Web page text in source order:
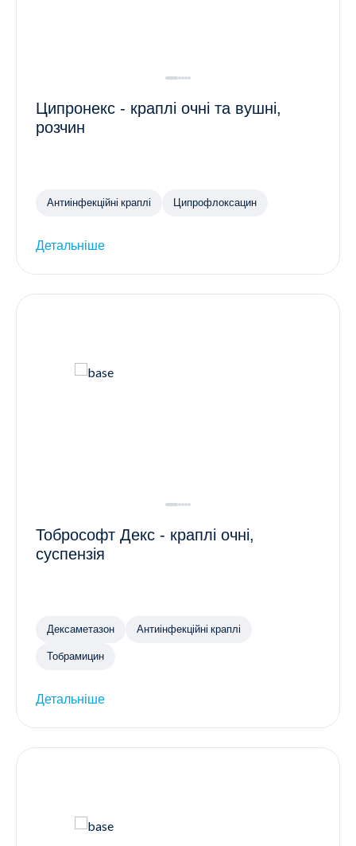
Ципронекс - краплі очні та вушні,
розчин
Антиінфекційні краплі Ципрофлоксацин
Детальніше
Тобрософт Декс - краплі очні,
суспензія
Дексаметазон Антиінфекційні краплі
Тобрамицин
Детальніше